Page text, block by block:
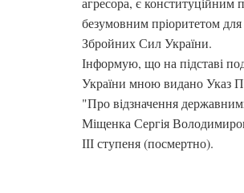
безумовним пріоритетом
Збройних Сил України.
Інформую, що на підставі
України мною видано Указ
"Про відзначення
Міщенка Сергія
ІІІ ступеня (посмертно).